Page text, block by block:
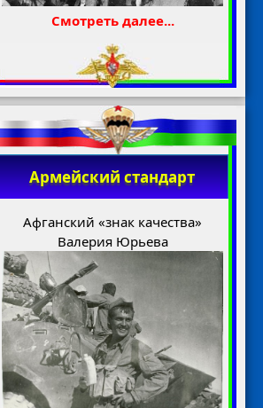
Смотреть далее...
Армейский стандарт
Афганский «знак качества»
Валерия Юрьева